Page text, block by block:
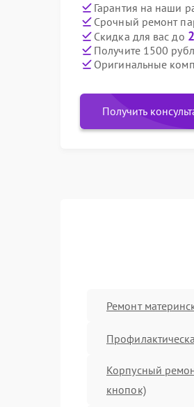
Гарантия на наши
Срочный ремонт
Скидка для вас до
Получите 1500
Оригинальные
Получить
Ремонт
Корпусный
кнопок)